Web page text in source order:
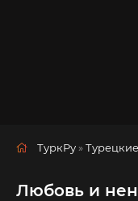
ТуркРу »
Любовь и